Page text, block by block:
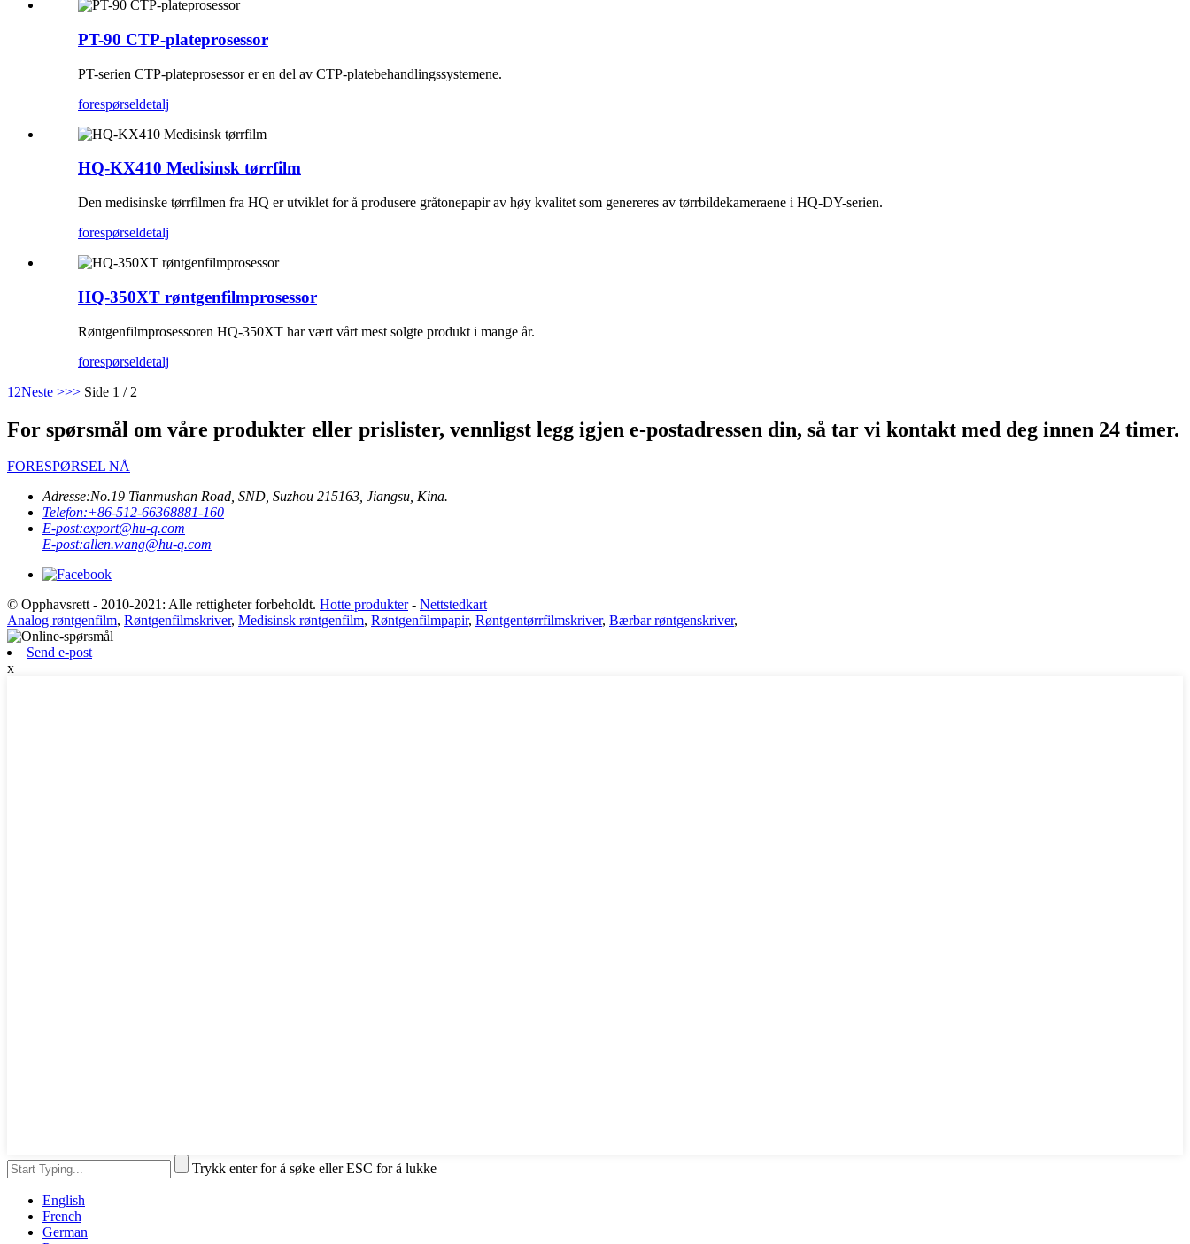
PT-90 CTP-plateprosessor
PT-serien CTP-plateprosessor er en del av CTP-platebehandlingssystemene.
forespørseldetalj
HQ-KX410 Medisinsk tørrfilm
Den medisinske tørrfilmen fra HQ er utviklet for å produsere gråtonepapir av høy kvalitet som genereres av tørrbildekameraene i HQ-DY-serien.
forespørseldetalj
HQ-350XT røntgenfilmprosessor
Røntgenfilmprosessoren HQ-350XT har vært vårt mest solgte produkt i mange år.
forespørseldetalj
1 2Neste >>> Side 1 / 2
For spørsmål om våre produkter eller prislister, vennligst legg igjen e-postadressen din, så tar vi kontakt med deg innen 24 timer.
FORESPØRSEL NÅ
Adresse:No.19 Tianmushan Road, SND, Suzhou 215163, Jiangsu, Kina.
Telefon:+86-512-66368881-160
E-post:export@hu-q.com
E-post:allen.wang@hu-q.com
© Opphavsrett - 2010-2021: Alle rettigheter forbeholdt. Hotte produkter- Nettstedkart
Analog røntgenfilm, Røntgenfilmskriver, Medisinsk røntgenfilm, Røntgenfilmpapir, Røntgentørrfilmskriver, Bærbar røntgenskriver,
Send e-post
x
Trykk enter for å søke eller ESC for å lukke
English
French
German